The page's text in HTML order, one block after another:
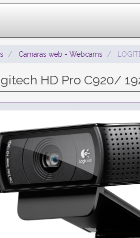
Camaras web - Webcams
HD Pro C920/